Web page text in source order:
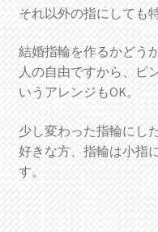
それ以外の指にしても
結婚指輪を作るかどう
人の自由ですから、ピ
いうアレンジもOK。
少し変わった指輪にし
好きな方、指輪は小指
す。